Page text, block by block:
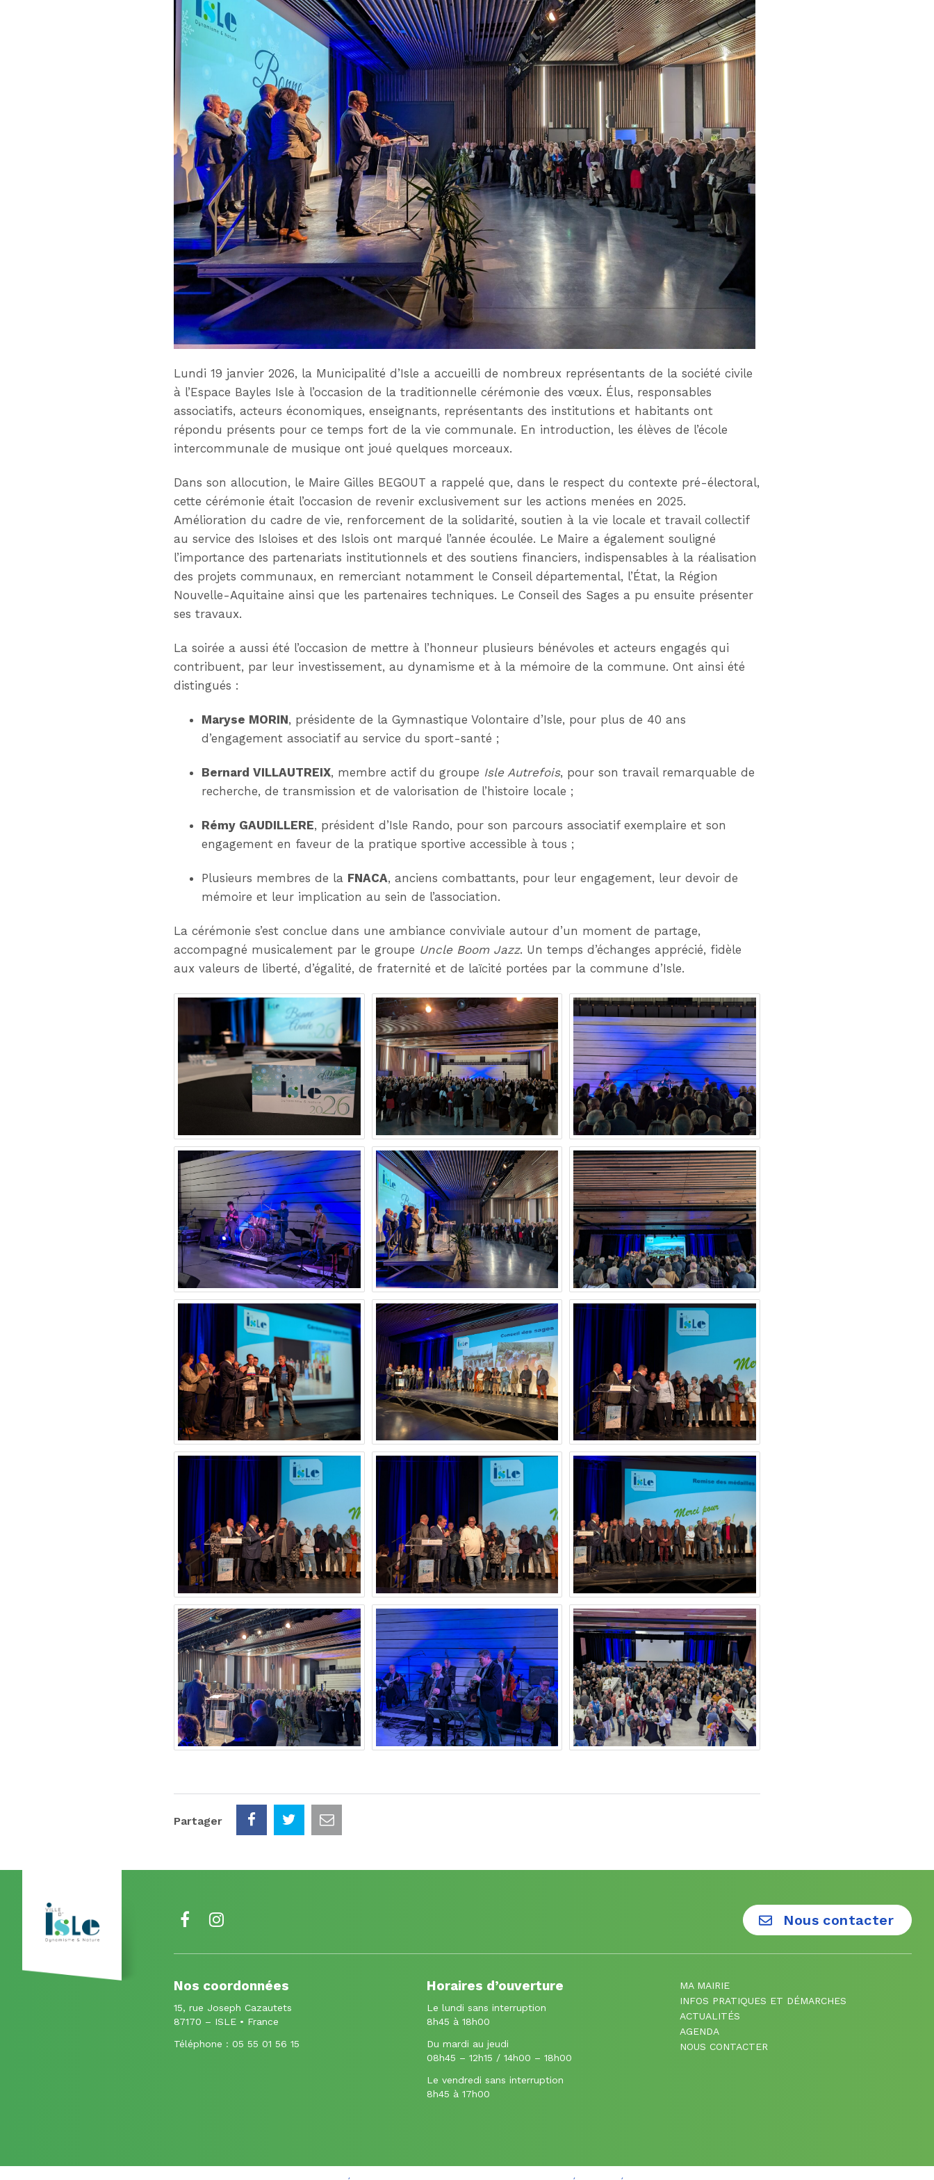
Lundi 19 janvier 2026, la Municipalité d’Isle a accueilli de nombreux représentants de la société civile
à l’Espace Bayles Isle à l’occasion de la traditionnelle cérémonie des vœux. Élus, responsables
associatifs, acteurs économiques, enseignants, représentants des institutions et habitants ont
répondu présents pour ce temps fort de la vie communale. En introduction, les élèves de l’école
intercommunale de musique ont joué quelques morceaux.
Dans son allocution, le Maire Gilles BEGOUT a rappelé que, dans le respect du contexte pré-électoral,
cette cérémonie était l’occasion de revenir exclusivement sur les actions menées en 2025.
Amélioration du cadre de vie, renforcement de la solidarité, soutien à la vie locale et travail collectif
au service des Isloises et des Islois ont marqué l’année écoulée. Le Maire a également souligné
l’importance des partenariats institutionnels et des soutiens financiers, indispensables à la réalisation
des projets communaux, en remerciant notamment le Conseil départemental, l’État, la Région
Nouvelle-Aquitaine ainsi que les partenaires techniques. Le Conseil des Sages a pu ensuite présenter
ses travaux.
La soirée a aussi été l’occasion de mettre à l’honneur plusieurs bénévoles et acteurs engagés qui
contribuent, par leur investissement, au dynamisme et à la mémoire de la commune. Ont ainsi été
distingués :
Maryse MORIN, présidente de la Gymnastique Volontaire d’Isle, pour plus de 40 ans
d’engagement associatif au service du sport-santé ;
Bernard VILLAUTREIX, membre actif du groupe Isle Autrefois, pour son travail remarquable de
recherche, de transmission et de valorisation de l’histoire locale ;
Rémy GAUDILLERE, président d’Isle Rando, pour son parcours associatif exemplaire et son
engagement en faveur de la pratique sportive accessible à tous ;
Plusieurs membres de la FNACA, anciens combattants, pour leur engagement, leur devoir de
mémoire et leur implication au sein de l’association.
La cérémonie s’est conclue dans une ambiance conviviale autour d’un moment de partage,
accompagné musicalement par le groupe Uncle Boom Jazz. Un temps d’échanges apprécié, fidèle
aux valeurs de liberté, d’égalité, de fraternité et de laïcité portées par la commune d’Isle.
Partager
Lien
compte
Facebook
compte
Instagram
Nous contacter
Nos coordonnées
15, rue Joseph Cazautets
87170 – ISLE • France
Téléphone :05 55 01 56 15
Horaires d’ouverture
Le lundi sans interruption
8h45 à 18h00
Du mardi au jeudi
08h45 – 12h15 / 14h00 – 18h00
Le vendredi sans interruption
8h45 à 17h00
MA MAIRIE
INFOS PRATIQUES ET DÉMARCHES
ACTUALITÉS
AGENDA
NOUS CONTACTER